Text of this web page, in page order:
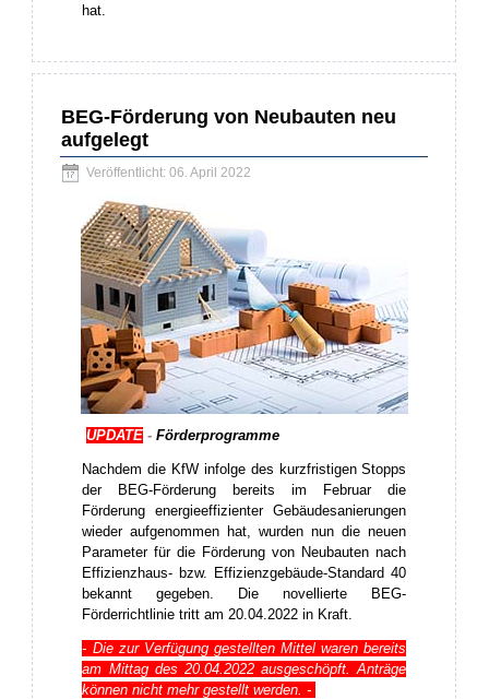
hat.
BEG-Förderung von Neubauten neu
aufgelegt
Veröffentlicht: 06. April 2022
UPDATE - Förderprogramme
Nachdem die KfW infolge des kurzfristigen Stopps
der BEG-Förderung bereits im Februar die
Förderung energieeffizienter Gebäudesanierungen
wieder aufgenommen hat, wurden nun die neuen
Parameter für die Förderung von Neubauten nach
Effizienzhaus- bzw. Effizienzgebäude-Standard 40
bekannt gegeben. Die novellierte BEG-
Förderrichtlinie tritt am 20.04.2022 in Kraft.
- Die zur Verfügung gestellten Mittel waren bereits
am Mittag des 20.04.2022 ausgeschöpft. Anträge
können nicht mehr gestellt werden. -